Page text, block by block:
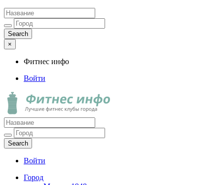
×
Фитнес инфо
Войти
Фитнес инфо
Лучшие фитнес клубы города
Войти
Город